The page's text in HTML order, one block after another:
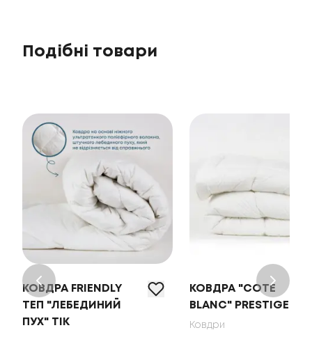
Подібні товари
КОВДРА FRIENDLY
ТЕП "ЛЕБЕДИНИЙ
ПУХ" ТІК
КОВДРА "COTE
BLANC" PRESTIGE
Ковдри